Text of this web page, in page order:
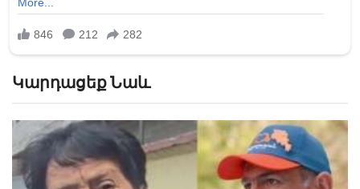
Կարդացեք Նաև
«Հիշեցի՞ք մեզ, ձեր սանիկներն ենք». աղջիկները՝
Նիկոլ Փաշինյանին